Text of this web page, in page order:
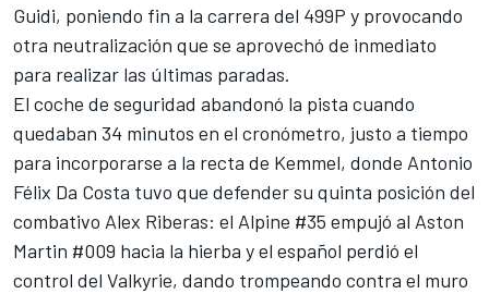
Guidi, poniendo fin a la carrera del 499P y provocando
otra neutralización que se aprovechó de inmediato
para realizar las últimas paradas.
El coche de seguridad abandonó la pista cuando
quedaban 34 minutos en el cronómetro, justo a tiempo
para incorporarse a la recta de Kemmel, donde Antonio
Félix Da Costa tuvo que defender su quinta posición del
combativo Alex Riberas: el Alpine #35 empujó al Aston
Martin #009 hacia la hierba y el español perdió el
control del Valkyrie, dando trompeando contra el muro